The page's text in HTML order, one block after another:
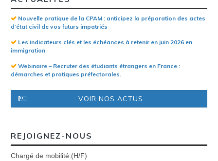
Nouvelle pratique de la CPAM : anticipez la préparation des actes
d’état civil de vos futurs impatriés
Les indicateurs clés et les échéances à retenir en juin 2026 en
immigration
Webinaire – Recruter des étudiants étrangers en France :
démarches et pratiques préfectorales.
VOIR NOS ACTUS
REJOIGNEZ-NOUS
Chargé de mobilité:(H/F)